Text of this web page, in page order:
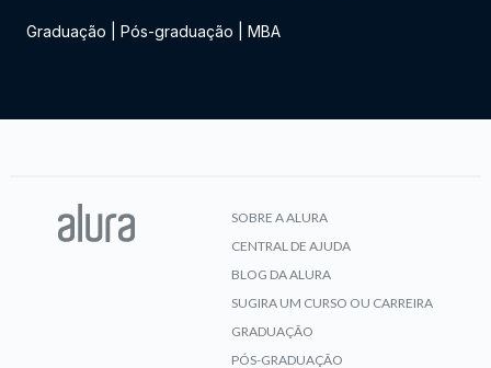
Graduação Pós-graduação MBA
SOBRE A ALURA
CENTRAL DE AJUDA
BLOG DA ALURA
SUGIRA UM CURSO OU CARREIRA
GRADUAÇÃO
PÓS-GRADUAÇÃO